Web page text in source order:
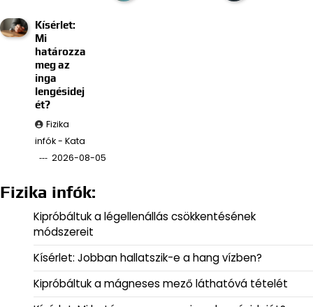
Kísérlet:
Mi
határozza
meg az
inga
lengésidej
ét?
Fizika
infók - Kata
2026-08-05
Fizika infók:
Kipróbáltuk a légellenállás csökkentésének
módszereit
Kísérlet: Jobban hallatszik-e a hang vízben?
Kipróbáltuk a mágneses mező láthatóvá tételét